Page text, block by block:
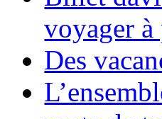
voyager
Des